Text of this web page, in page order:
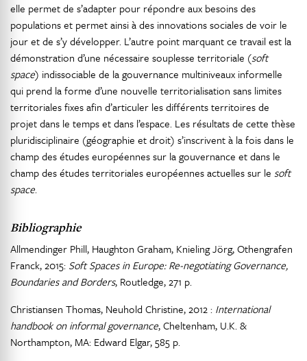
elle permet de s’adapter pour répondre aux besoins des
populations et permet ainsi à des innovations sociales de voir le
jour et de s’y développer. L’autre point marquant ce travail est la
démonstration d’une nécessaire souplesse territoriale (soft
space) indissociable de la gouvernance multiniveaux informelle
qui prend la forme d’une nouvelle territorialisation sans limites
territoriales fixes afin d’articuler les différents territoires de
projet dans le temps et dans l’espace. Les résultats de cette thèse
pluridisciplinaire (géographie et droit) s’inscrivent à la fois dans le
champ des études européennes sur la gouvernance et dans le
champ des études territoriales européennes actuelles sur le soft
space.
Bibliographie
Allmendinger Phill, Haughton Graham, Knieling Jörg, Othengrafen
Franck, 2015: Soft Spaces in Europe: Re-negotiating Governance,
Boundaries and Borders, Routledge, 271 p.
Christiansen Thomas, Neuhold Christine, 2012 : International
handbook on informal governance, Cheltenham, U.K. &
Northampton, MA: Edward Elgar, 585 p.